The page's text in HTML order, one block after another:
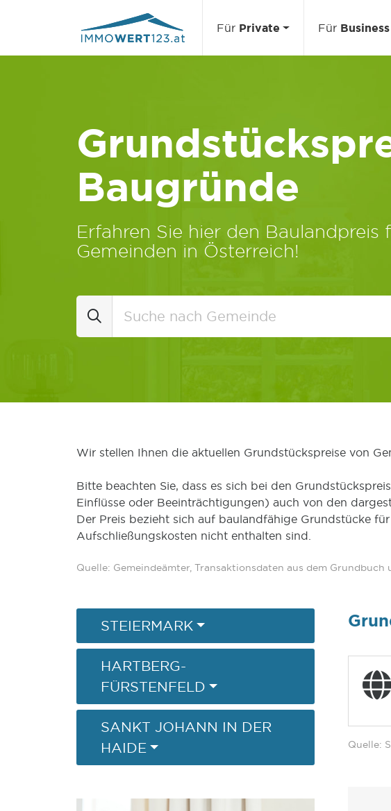
Für Private Für Business
Baugründe
Erfahren Sie hier den Baulandpreis
Gemeinden in Österreich!
Wir stellen Ihnen die aktuellen Grundstückspreise von
Bitte beachten Sie, dass es sich bei den
Einflüsse oder Beeinträchtigungen) auch von den
Der Preis bezieht sich auf baulandfähige Grundstücke
Aufschließungskosten nicht enthalten sind.
Quelle: Gemeindeämter, Transaktionsdaten aus dem
STEIERMARK
HARTBERG-
FÜRSTENFELD
SANKT JOHANN IN DER
HAIDE
Quelle: